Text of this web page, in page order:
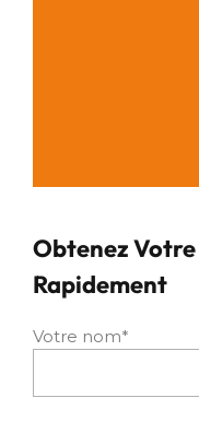
Obtenez Votre
Rapidement
Votre nom*